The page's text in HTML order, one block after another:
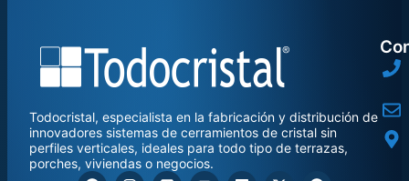
Todocristal, especialista en la fabricación y distribución de
innovadores sistemas de cerramientos de cristal sin
perfiles verticales, ideales para todo tipo de terrazas,
porches, viviendas o negocios.